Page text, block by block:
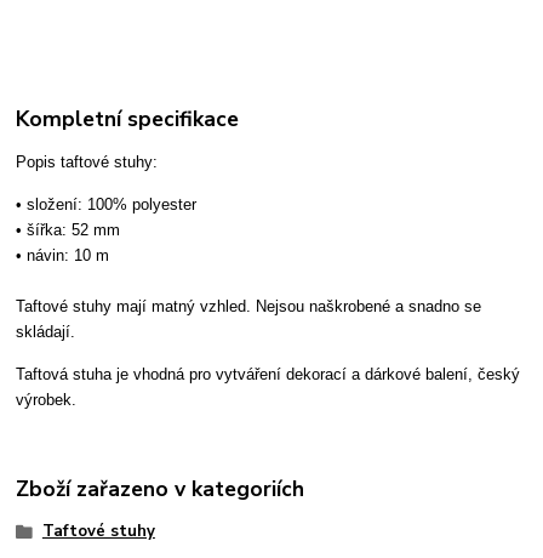
Kompletní specifikace
Popis taftové stuhy:
• složení: 100% polyester
• šířka: 52 mm
• návin: 10 m
Taftové stuhy mají matný vzhled. Nejsou naškrobené a snadno se
skládají.
Taftová stuha je vhodná pro vytváření dekorací a dárkové balení, český
výrobek.
Zboží zařazeno v kategoriích
Taftové stuhy